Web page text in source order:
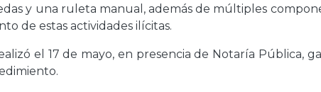
y una ruleta manual, además de múltiples
de estas actividades ilícitas.
el 17 de mayo, en presencia de Notaría Pública,